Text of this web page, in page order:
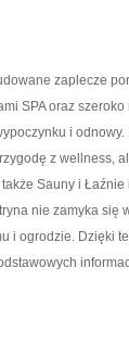
zaplecze
SPA oraz
i
z wellness,
Sauny i
nie zamyka
i ogrodzie. Dzięki